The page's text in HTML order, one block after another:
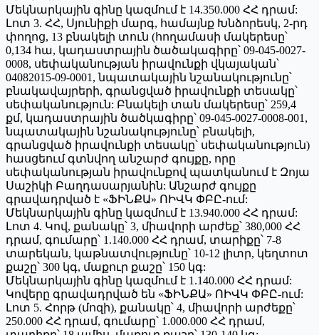
Մեկնարկային գինը կազմում է 14.350.000 ՀՀ դրամ:
Լոտ 3. ՀՀ, Սյունիքի մարգ, համայնք Խնձորեսկ, 2-րդ
փողոց, 13 բնակելի տուն (հողամասի մակերեսը՝
0,134 հա, կադաստրային ծածակագիրը՝ 09-045-0027-
0008, սեփականության իրավունքի վկայական՝
04082015-09-0001, նպատակային նշանակությունը՝
բնակավայրերի, գրանցված իրավունքի տեսակը՝
սեփականություն: Բնակելի տան մակերեսը՝ 259,4
քմ, կադաստրային ծածկագիրը՝ 09-045-0027-0008-001,
նպատակային նշանակությունը՝ բնակելի,
գրանցված իրավունքի տեսակը՝ սեփականություն)
հասցեում գտնվող անշարժ գույքը, որը
սեփականության իրավունքով պատկանում է Զոյա
Սաշիկի Բաղդասարյանին: Անշարժ գույքը
գրավադրված է «ՖԻՆՔԱ» ՈԻՎԿ ՓԲԸ-ում:
Մեկնարկային գինը կազմում է 13.940.000 ՀՀ դրամ:
Լոտ 4. Կով, քանակը՝ 3, միավորի արժեք՝ 380,000 ՀՀ
դրամ, գումարը՝ 1.140.000 ՀՀ դրամ, տարիքը՝ 7-8
տարեկան, կաթնատվությունը՝ 10-12 լիտր, կեղտոտ
քաշը՝ 300 կգ, մաքուր քաշը՝ 150 կգ:
Մեկնարկային գինը կազմում է 1.140.000 ՀՀ դրամ:
Կովերը գրավադրված են «ՖԻՆՔԱ» ՈԻՎԿ ՓԲԸ-ում:
Լոտ 5. Հորթ (մոզի), քանակը՝ 4, միավորի արժեքը՝
250.000 ՀՀ դրամ, գումարը՝ 1.000.000 ՀՀ դրամ,